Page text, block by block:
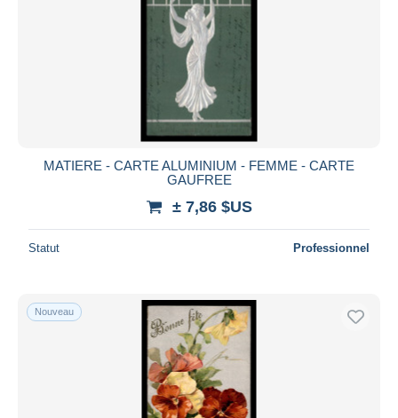
MATIERE - CARTE ALUMINIUM - FEMME - CARTE
GAUFREE
± 7,86 $US
Statut Professionnel
Nouveau